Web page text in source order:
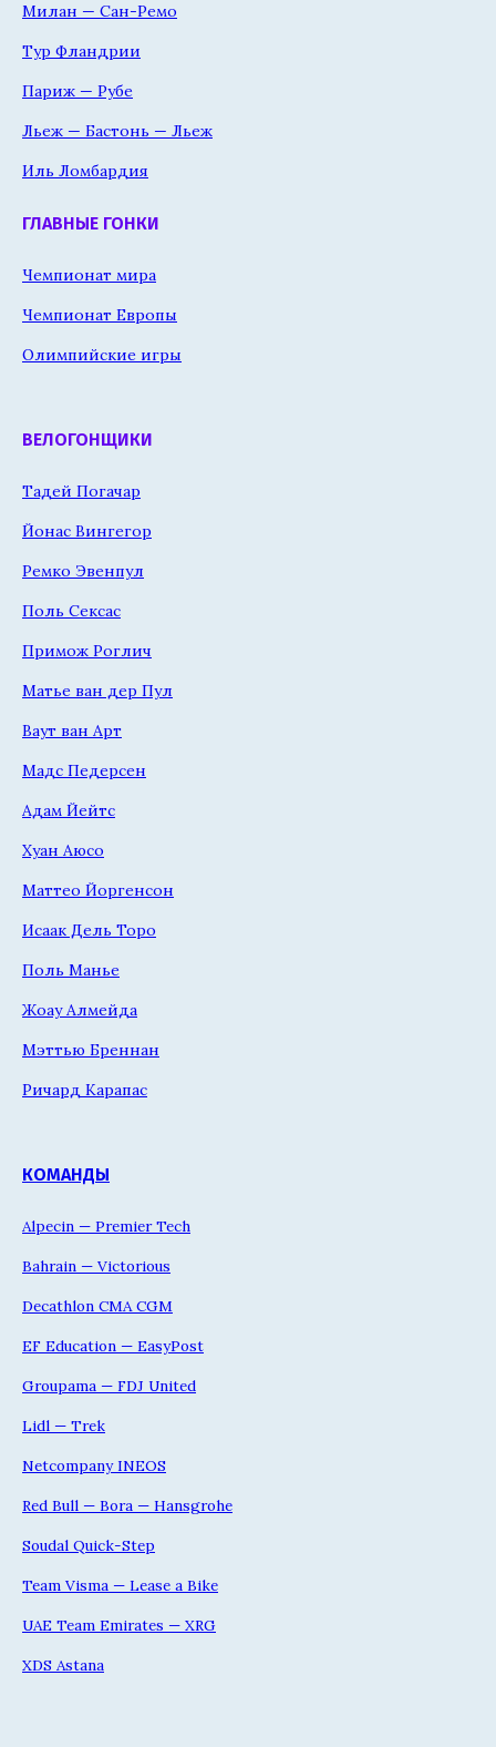
Милан — Сан-Ремо
Тур Фландрии
Париж — Рубе
Льеж — Бастонь — Льеж
Иль Ломбардия
ГЛАВНЫЕ ГОНКИ
Чемпионат мира
Чемпионат Европы
Олимпийские игры
ВЕЛОГОНЩИКИ
Тадей Погачар
Йонас Вингегор
Ремко Эвенпул
Поль Сексас
Примож Роглич
Матье ван дер Пул
Ваут ван Арт
Мадс Педерсен
Адам Йейтс
Хуан Аюсо
Маттео Йоргенсон
Исаак Дель Торо
Поль Манье
Жоау Алмейда
Мэттью Бреннан
Ричард Карапас
КОМАНДЫ
Alpecin — Premier Tech
Bahrain — Victorious
Decathlon CMA CGM
EF Education — EasyPost
Groupama — FDJ United
Lidl — Trek
Netcompany INEOS
Red Bull — Bora — Hansgrohe
Soudal Quick-Step
Team Visma — Lease a Bike
UAE Team Emirates — XRG
XDS Astana